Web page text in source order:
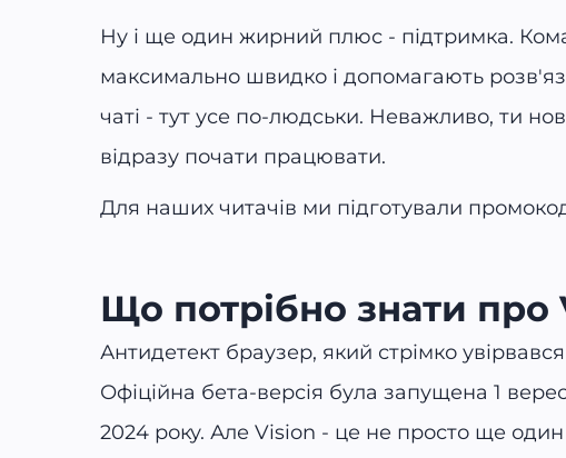
Ну і ще один жирний плюс - підтримка.
максимально швидко і допомагають
чаті - тут усе по-людськи. Неважливо, ти
відразу почати працювати.
Для наших читачів ми підготували
Що потрібно знати про
Антидетект браузер, який стрімко
Офіційна бета-версія була запущена 1
2024 року. Але Vision - це не просто ще